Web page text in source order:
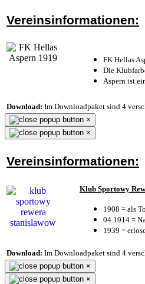
Vereinsinformationen:
FK Hellas
Die
Aspern ist
Download: Im Downloadpaket sind 4
×
×
Vereinsinformationen:
Klub Sportowy
1908 = als
04.1914 =
1939 =
Download: Im Downloadpaket sind 4
×
×